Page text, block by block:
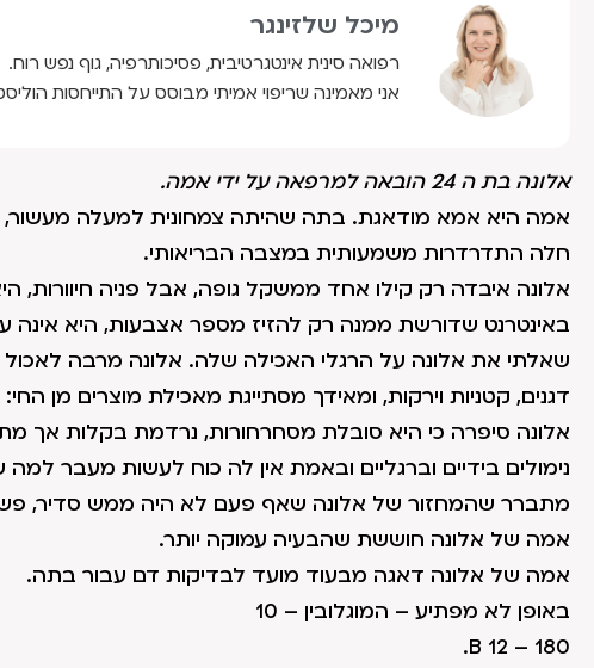
מיכל שלזינגר
רפואה סינית אינטגרטיבית, פסיכותרפיה, גוף נפש רוח.
אני מאמינה שריפוי אמיתי מבוסס על התייחסות
אלונה בת ה 24 הובאה למרפאה על ידי אמה.
אמה היא אמא מודאגת. בתה שהיתה צמחונית למעלה מעשור,
חלה התדרדרות משמעותית במצבה הבריאותי.
אלונה איבדה רק קילו אחד ממשקל גופה, אבל פניה חיוורות,
באינטרנט שדורשת ממנה רק להזיז מספר אצבעות, היא אינה
שאלתי את אלונה על הרגלי האכילה שלה. אלונה מרבה לאכול
דגנים, קטניות וירקות, ומאידך מסתייגת מאכילת מוצרים מן
אלונה סיפרה כי היא סובלת מסחרחורות, נרדמת בקלות אך
נימולים בידיים וברגליים ובאמת אין לה כוח לעשות מעבר למה
מתברר שהמחזור של אלונה שאף פעם לא היה ממש סדיר,
אמה של אלונה חוששת שהבעיה עמוקה יותר.
אמה של אלונה דאגה מבעוד מועד לבדיקות דם עבור בתה.
באופן לא מפתיע – המוגלובין – 10
B 12 – 180.